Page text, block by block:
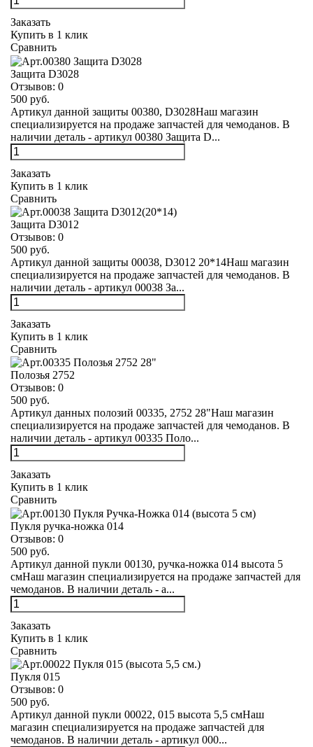
Заказать
Купить в 1 клик
Сравнить
Защита D3028
Отзывов: 0
500 руб.
Артикул данной защиты 00380, D3028Наш магазин
специализируется на продаже запчастей для чемоданов. В
наличии деталь - артикул 00380 Защита D...
Заказать
Купить в 1 клик
Сравнить
Защита D3012
Отзывов: 0
500 руб.
Артикул данной защиты 00038, D3012 20*14Наш магазин
специализируется на продаже запчастей для чемоданов. В
наличии деталь - артикул 00038 За...
Заказать
Купить в 1 клик
Сравнить
Полозья 2752
Отзывов: 0
500 руб.
Артикул данных полозий 00335, 2752 28"Наш магазин
специализируется на продаже запчастей для чемоданов. В
наличии деталь - артикул 00335 Поло...
Заказать
Купить в 1 клик
Сравнить
Пукля ручка-ножка 014
Отзывов: 0
500 руб.
Артикул данной пукли 00130, ручка-ножка 014 высота 5
смНаш магазин специализируется на продаже запчастей для
чемоданов. В наличии деталь - а...
Заказать
Купить в 1 клик
Сравнить
Пукля 015
Отзывов: 0
500 руб.
Артикул данной пукли 00022, 015 высота 5,5 смНаш
магазин специализируется на продаже запчастей для
чемоданов. В наличии деталь - артикул 000...